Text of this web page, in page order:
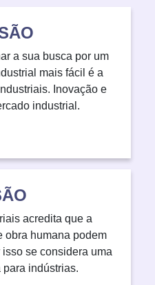
a sua busca por um
mais fácil é a
Inovação e
industrial.
acredita que a
obra humana podem
se considera uma
indústrias.